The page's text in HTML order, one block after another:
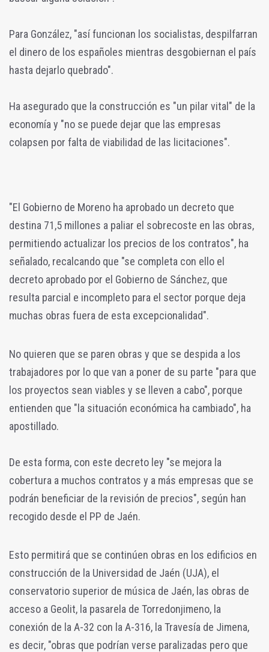
Para González, "así funcionan los socialistas, despilfarran
el dinero de los españoles mientras desgobiernan el país
hasta dejarlo quebrado".
Ha asegurado que la construcción es "un pilar vital" de la
economía y "no se puede dejar que las empresas
colapsen por falta de viabilidad de las licitaciones".
"El Gobierno de Moreno ha aprobado un decreto que
destina 71,5 millones a paliar el sobrecoste en las obras,
permitiendo actualizar los precios de los contratos", ha
señalado, recalcando que "se completa con ello el
decreto aprobado por el Gobierno de Sánchez, que
resulta parcial e incompleto para el sector porque deja
muchas obras fuera de esta excepcionalidad".
No quieren que se paren obras y que se despida a los
trabajadores por lo que van a poner de su parte "para que
los proyectos sean viables y se lleven a cabo", porque
entienden que "la situación económica ha cambiado", ha
apostillado.
De esta forma, con este decreto ley "se mejora la
cobertura a muchos contratos y a más empresas que se
podrán beneficiar de la revisión de precios", según han
recogido desde el PP de Jaén.
Esto permitirá que se continúen obras en los edificios en
construcción de la Universidad de Jaén (UJA), el
conservatorio superior de música de Jaén, las obras de
acceso a Geolit, la pasarela de Torredonjimeno, la
conexión de la A-32 con la A-316, la Travesía de Jimena,
es decir, "obras que podrían verse paralizadas pero que